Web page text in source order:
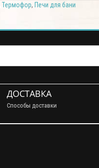
Термофор, Печи для бани
ДОСТАВКА
Способы доставки